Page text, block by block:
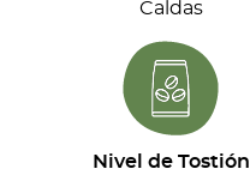
cantidadCaldas
Nivel de Tostión